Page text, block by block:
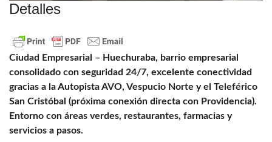
Detalles
Ciudad Empresarial – Huechuraba, barrio empresarial
consolidado con seguridad 24/7, excelente conectividad
gracias a la Autopista AVO, Vespucio Norte y el Teleférico
San Cristóbal (próxima conexión directa con Providencia).
Entorno con áreas verdes, restaurantes, farmacias y
servicios a pasos.